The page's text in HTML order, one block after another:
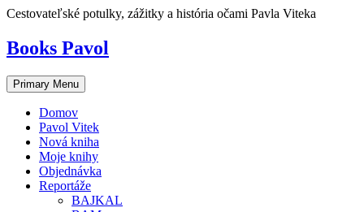
Skip
content
Cestovateľské potulky, zážitky a história očami Pavla Viteka
Books Pavol
Primary Menu
Domov
Pavol Vitek
Nová kniha
Moje knihy
Objednávka
Reportáže
BAJKAL